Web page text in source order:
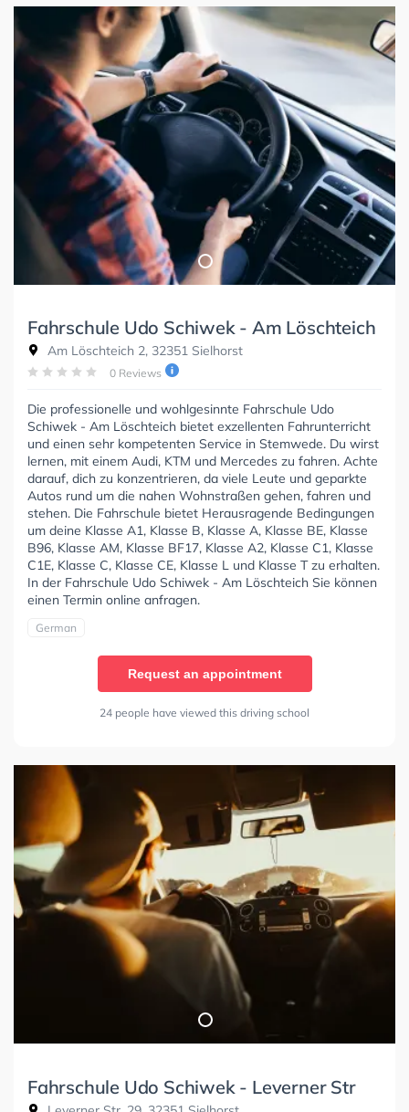
Fahrschule Udo Schiwek - Am Löschteich
Am Löschteich 2, 32351 Sielhorst
0 Reviews
Die professionelle und wohlgesinnte Fahrschule Udo
Schiwek - Am Löschteich bietet exzellenten Fahrunterricht
und einen sehr kompetenten Service in Stemwede. Du wirst
lernen, mit einem Audi, KTM und Mercedes zu fahren. Achte
darauf, dich zu konzentrieren, da viele Leute und geparkte
Autos rund um die nahen Wohnstraßen gehen, fahren und
stehen. Die Fahrschule bietet Herausragende Bedingungen
um deine Klasse A1, Klasse B, Klasse A, Klasse BE, Klasse
B96, Klasse AM, Klasse BF17, Klasse A2, Klasse C1, Klasse
C1E, Klasse C, Klasse CE, Klasse L und Klasse T zu erhalten.
In der Fahrschule Udo Schiwek - Am Löschteich Sie können
einen Termin online anfragen.
German
Request an appointment
24 people have viewed this driving school
Fahrschule Udo Schiwek - Leverner Str